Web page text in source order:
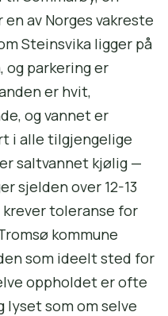
av Norges vakreste
Steinsvika ligger på
og parkering er
er hvit,
og vannet er
i alle tilgjengelige
saltvannet kjølig —
sjelden over 12-13
toleranse for
kommune
som ideelt sted for
oppholdet er ofte
lyset som om selve